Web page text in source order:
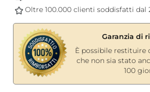
Oltre 100.000 clienti soddisfatti dal
Garanzia di
È possibile restituire
che non sia stato
100